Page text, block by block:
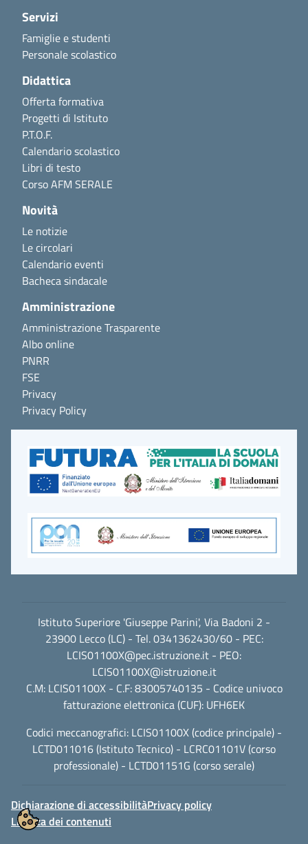
Servizi
Famiglie e studenti
Personale scolastico
Didattica
Offerta formativa
Progetti di Istituto
P.T.O.F.
Calendario scolastico
Libri di testo
Corso AFM SERALE
Novità
Le notizie
Le circolari
Calendario eventi
Bacheca sindacale
Amministrazione
Amministrazione Trasparente
Albo online
PNRR
FSE
Privacy
Privacy Policy
Istituto Superiore 'Giuseppe Parini', Via Badoni 2 -
23900 Lecco (LC) - Tel. 0341362430/60 - PEC:
LCIS01100X@pec.istruzione.it - PEO:
LCIS01100X@istruzione.it
C.M: LCIS01100X - C.F: 83005740135 - Codice univoco
fatturazione elettronica (CUF): UFH6EK
Codici meccanografici: LCIS01100X (codice principale) -
LCTD011016 (Istituto Tecnico) - LCRC01101V (corso
professionale) - LCTD01151G (corso serale)
Dichiarazione di accessibilitàPrivacy policy
Licenza dei contenuti